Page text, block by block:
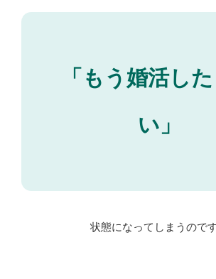
「もう婚活し
い」
状態になってしまうのです